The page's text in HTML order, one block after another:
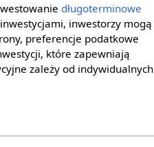
długoterminowe
inwestorzy mogą
preferencje podatkowe
które zapewniają
zależy od indywidualnych